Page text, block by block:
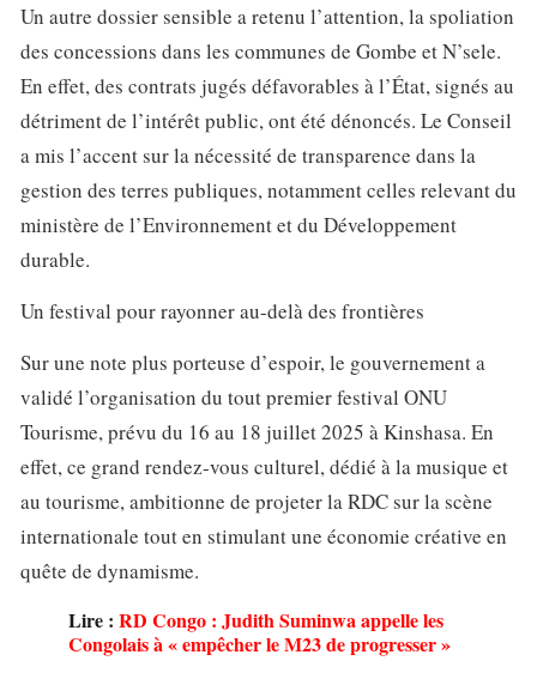
Un autre dossier sensible a retenu l’attention, la spoliation
des concessions dans les communes de Gombe et N’sele.
En effet, des contrats jugés défavorables à l’État, signés au
détriment de l’intérêt public, ont été dénoncés. Le Conseil
a mis l’accent sur la nécessité de transparence dans la
gestion des terres publiques, notamment celles relevant du
ministère de l’Environnement et du Développement
durable.
Un festival pour rayonner au-delà des frontières
Sur une note plus porteuse d’espoir, le gouvernement a
validé l’organisation du tout premier festival ONU
Tourisme, prévu du 16 au 18 juillet 2025 à Kinshasa. En
effet, ce grand rendez-vous culturel, dédié à la musique et
au tourisme, ambitionne de projeter la RDC sur la scène
internationale tout en stimulant une économie créative en
quête de dynamisme.
Lire : RD Congo : Judith Suminwa appelle les
Congolais à « empêcher le M23 de progresser »